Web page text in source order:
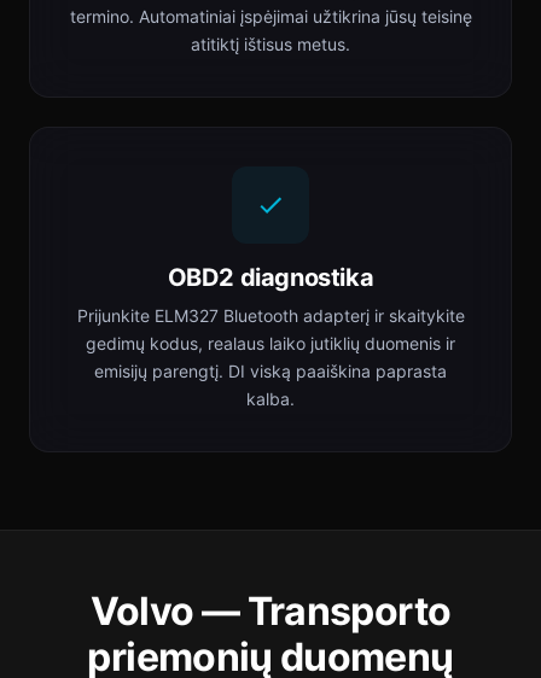
termino. Automatiniai įspėjimai užtikrina jūsų teisinę
atitiktį ištisus metus.
OBD2 diagnostika
Prijunkite ELM327 Bluetooth adapterį ir skaitykite
gedimų kodus, realaus laiko jutiklių duomenis ir
emisijų parengtį. DI viską paaiškina paprasta
kalba.
Volvo — Transporto
priemonių duomenų